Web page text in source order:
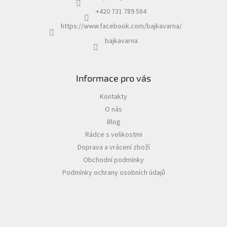
+420 731 789 584
https://www.facebook.com/bajkavarna/
bajkavarna
Informace pro vás
Kontakty
O nás
Blog
Rádce s velikostmi
Doprava a vrácení zboží
Obchodní podmínky
Podmínky ochrany osobních údajů